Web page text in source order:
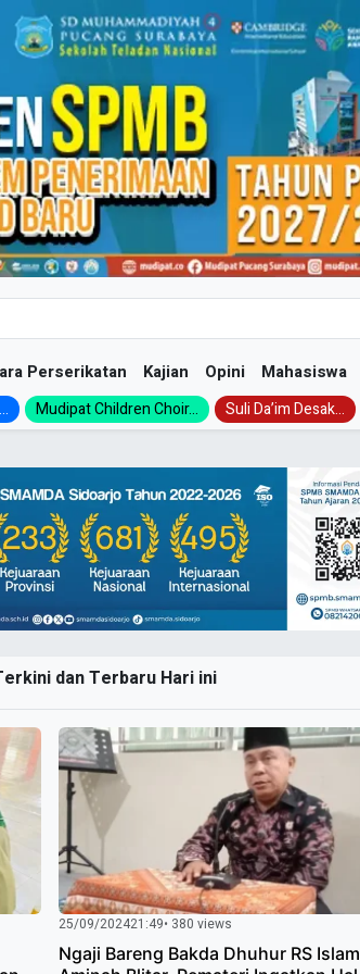
Perserikatan Kajian Opini Mahasiswa
Mudipat Children Choir... Suli Da’im Desak...
dan Terbaru Hari ini
25/09/202421:49• 380 views
Ngaji Bareng Bakda Dhuhur RS Islam